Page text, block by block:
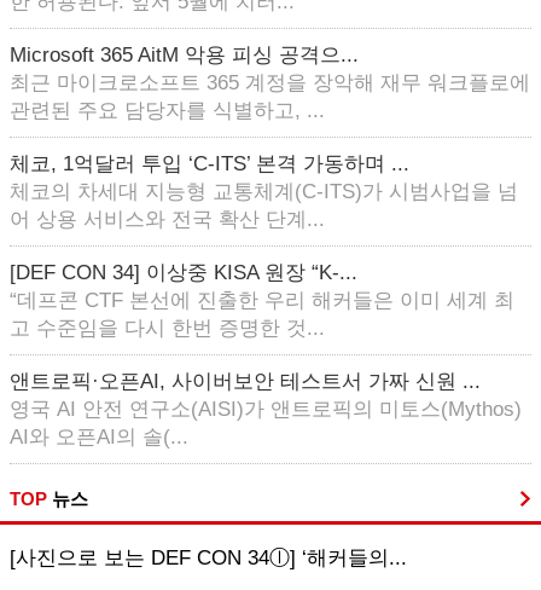
Microsoft 365 AitM 악용 피싱 공격으...
최근 마이크로소프트 365 계정을 장악해 재무 워크플로에
관련된 주요 담당자를 식별하고, ...
체코, 1억달러 투입 ‘C-ITS’ 본격 가동하며 ...
체코의 차세대 지능형 교통체계(C-ITS)가 시범사업을 넘
어 상용 서비스와 전국 확산 단계...
[DEF CON 34] 이상중 KISA 원장 “K-...
“데프콘 CTF 본선에 진출한 우리 해커들은 이미 세계 최
고 수준임을 다시 한번 증명한 것...
앤트로픽·오픈AI, 사이버보안 테스트서 가짜 신원 ...
영국 AI 안전 연구소(AISI)가 앤트로픽의 미토스(Mythos)
AI와 오픈AI의 솔(...
TOP 뉴스
[사진으로 보는 DEF CON 34ⓛ] ‘해커들의...